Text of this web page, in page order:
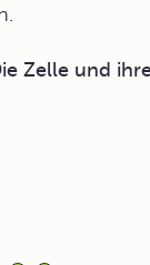
Zelle und